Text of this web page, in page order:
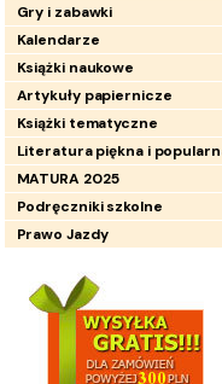
Gry i zabawki
Kalendarze
Książki naukowe
Artykuły papiernicze
Książki tematyczne
Literatura piękna i
MATURA 2025
Podręczniki szkolne
Prawo Jazdy